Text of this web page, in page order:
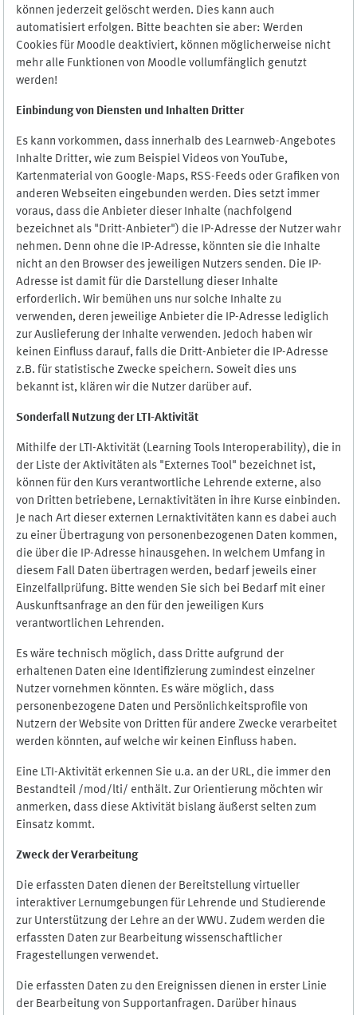
können jederzeit gelöscht werden. Dies kann auch
automatisiert erfolgen. Bitte beachten sie aber: Werden
Cookies für Moodle deaktiviert, können möglicherweise nicht
mehr alle Funktionen von Moodle vollumfänglich genutzt
werden!
Einbindung von Diensten und Inhalten Dritter
Es kann vorkommen, dass innerhalb des Learnweb-Angebotes
Inhalte Dritter, wie zum Beispiel Videos von YouTube,
Kartenmaterial von Google-Maps, RSS-Feeds oder Grafiken von
anderen Webseiten eingebunden werden. Dies setzt immer
voraus, dass die Anbieter dieser Inhalte (nachfolgend
bezeichnet als "Dritt-Anbieter") die IP-Adresse der Nutzer wahr
nehmen. Denn ohne die IP-Adresse, könnten sie die Inhalte
nicht an den Browser des jeweiligen Nutzers senden. Die IP-
Adresse ist damit für die Darstellung dieser Inhalte
erforderlich. Wir bemühen uns nur solche Inhalte zu
verwenden, deren jeweilige Anbieter die IP-Adresse lediglich
zur Auslieferung der Inhalte verwenden. Jedoch haben wir
keinen Einfluss darauf, falls die Dritt-Anbieter die IP-Adresse
z.B. für statistische Zwecke speichern. Soweit dies uns
bekannt ist, klären wir die Nutzer darüber auf.
Sonderfall Nutzung der LTI-Aktivität
Mithilfe der LTI-Aktivität (Learning Tools Interoperability), die in
der Liste der Aktivitäten als "Externes Tool" bezeichnet ist,
können für den Kurs verantwortliche Lehrende externe, also
von Dritten betriebene, Lernaktivitäten in ihre Kurse einbinden.
Je nach Art dieser externen Lernaktivitäten kann es dabei auch
zu einer Übertragung von personenbezogenen Daten kommen,
die über die IP-Adresse hinausgehen. In welchem Umfang in
diesem Fall Daten übertragen werden, bedarf jeweils einer
Einzelfallprüfung. Bitte wenden Sie sich bei Bedarf mit einer
Auskunftsanfrage an den für den jeweiligen Kurs
verantwortlichen Lehrenden.
Es wäre technisch möglich, dass Dritte aufgrund der
erhaltenen Daten eine Identifizierung zumindest einzelner
Nutzer vornehmen könnten. Es wäre möglich, dass
personenbezogene Daten und Persönlichkeitsprofile von
Nutzern der Website von Dritten für andere Zwecke verarbeitet
werden könnten, auf welche wir keinen Einfluss haben.
Eine LTI-Aktivität erkennen Sie u.a. an der URL, die immer den
Bestandteil /mod/lti/ enthält. Zur Orientierung möchten wir
anmerken, dass diese Aktivität bislang äußerst selten zum
Einsatz kommt.
Zweck der Verarbeitung
Die erfassten Daten dienen der Bereitstellung virtueller
interaktiver Lernumgebungen für Lehrende und Studierende
zur Unterstützung der Lehre an der WWU. Zudem werden die
erfassten Daten zur Bearbeitung wissenschaftlicher
Fragestellungen verwendet.
Die erfassten Daten zu den Ereignissen dienen in erster Linie
der Bearbeitung von Supportanfragen. Darüber hinaus